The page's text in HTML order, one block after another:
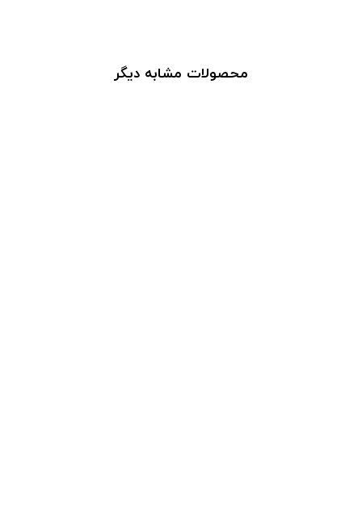
محصولات مشابه دیگر